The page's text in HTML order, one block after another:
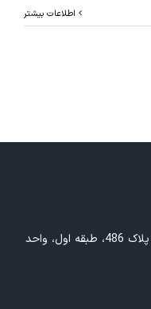
اطلاعات بیشتر
تهران، خیابان آزادی، نبش استاد معین، پلاک 486، طبقه اول، واحد